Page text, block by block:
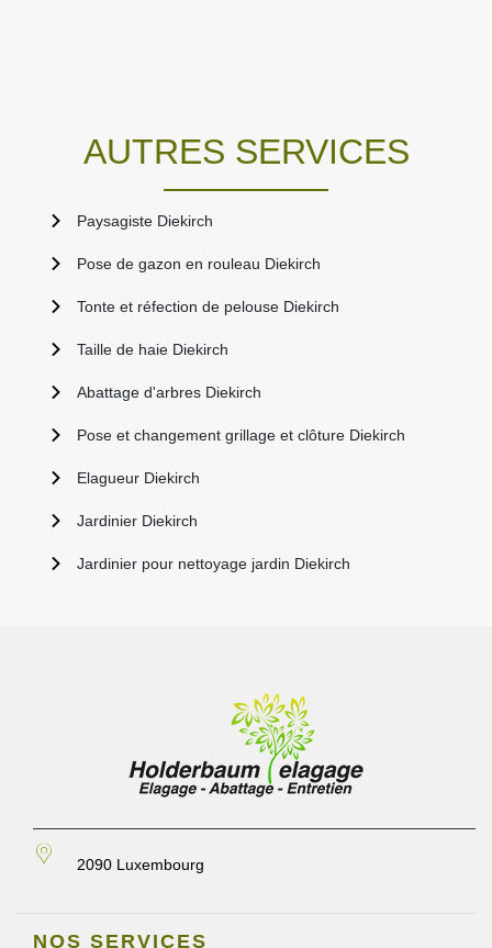
AUTRES SERVICES
Paysagiste Diekirch
Pose de gazon en rouleau Diekirch
Tonte et réfection de pelouse Diekirch
Taille de haie Diekirch
Abattage d'arbres Diekirch
Pose et changement grillage et clôture Diekirch
Elagueur Diekirch
Jardinier Diekirch
Jardinier pour nettoyage jardin Diekirch
2090 Luxembourg
NOS SERVICES